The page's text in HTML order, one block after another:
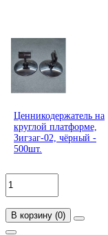
Ценникодержатель на
круглой платформе,
Зигзаг-02, чёрный -
500шт.
В корзину (0)